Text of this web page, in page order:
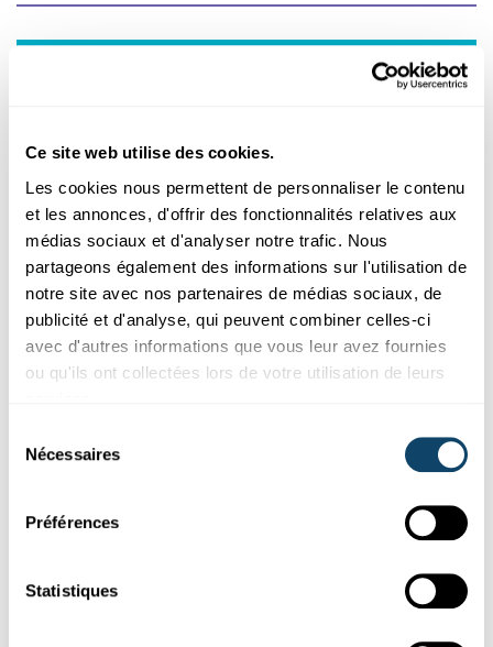
Ce site web utilise des cookies.
Les cookies nous permettent de personnaliser le contenu
et les annonces, d'offrir des fonctionnalités relatives aux
médias sociaux et d'analyser notre trafic. Nous
partageons également des informations sur l'utilisation de
notre site avec nos partenaires de médias sociaux, de
publicité et d'analyse, qui peuvent combiner celles-ci
avec d'autres informations que vous leur avez fournies
ou qu'ils ont collectées lors de votre utilisation de leurs
Nécessaires
Préférences
Statistiques
Participez aux études
STUDIENTEILNEHMER GESUCHT
Post-virale Fatigue: Post-Covid und
Chronisches Erschöpfungssyndrom
nicht erholt? Leiden Sie unter chronischer Müdigkeit? Dann ist
...